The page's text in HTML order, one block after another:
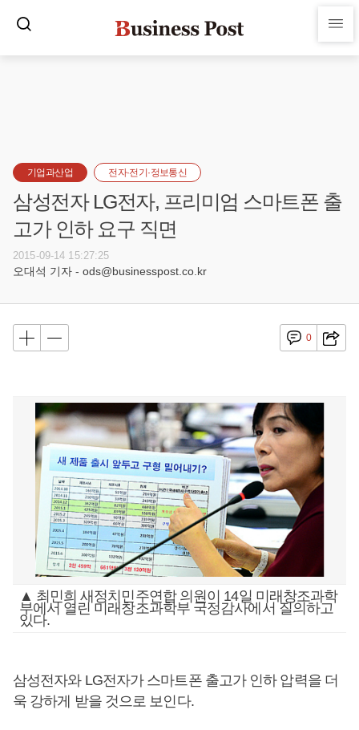
기업과산업 전자·전기·정보통신
삼성전자 LG전자, 프리미엄 스마트폰 출
고가 인하 요구 직면
2015-09-14 15:27:25
오대석 기자 - ods@businesspost.co.kr
0
▲ 최민희 새정치민주연합 의원이 14일 미래창조과학
부에서 열린 미래창조과학부 국정감사에서 질의하고
있다.
삼성전자와 LG전자가 스마트폰 출고가 인하 압력을 더
욱 강하게 받을 것으로 보인다.